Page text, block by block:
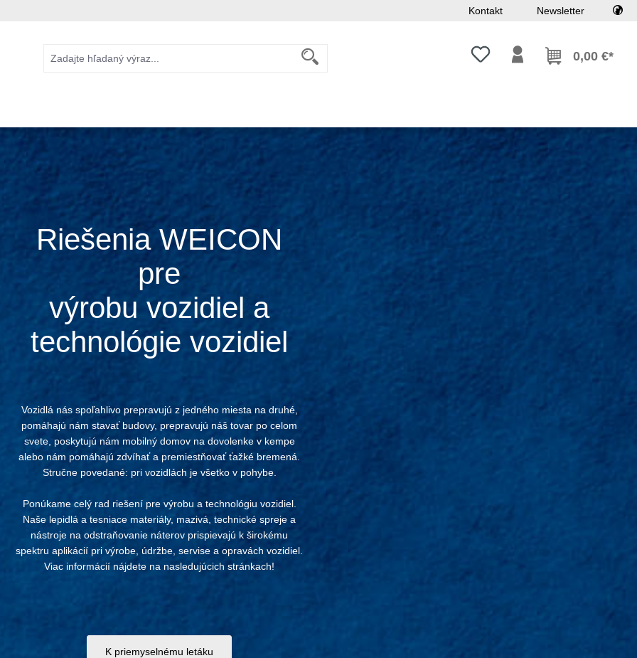
Kontakt Newsletter
Máte 0 položky zoznamu želaní
0,00 €*
Riešenia WEICON
pre
výrobu vozidiel a
technológie vozidiel
Vozidlá nás spoľahlivo prepravujú z jedného miesta na druhé,
pomáhajú nám stavať budovy, prepravujú náš tovar po celom
svete, poskytujú nám mobilný domov na dovolenke v kempe
alebo nám pomáhajú zdvíhať a premiestňovať ťažké bremená.
Stručne povedané: pri vozidlách je všetko v pohybe.
Ponúkame celý rad riešení pre výrobu a technológiu vozidiel.
Naše lepidlá a tesniace materiály, mazivá, technické spreje a
nástroje na odstraňovanie náterov prispievajú k širokému
spektru aplikácií pri výrobe, údržbe, servise a opravách vozidiel.
Viac informácií nájdete na nasledujúcich stránkach!
K priemyselnému letáku